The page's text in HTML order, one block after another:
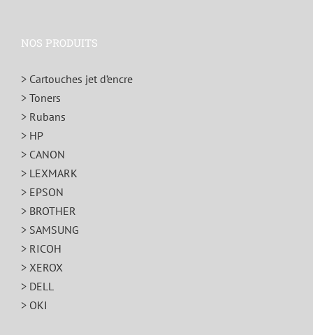
NOS PRODUITS
> Cartouches jet d’encre
> Toners
> Rubans
> HP
> CANON
> LEXMARK
> EPSON
> BROTHER
> SAMSUNG
> RICOH
> XEROX
> DELL
> OKI